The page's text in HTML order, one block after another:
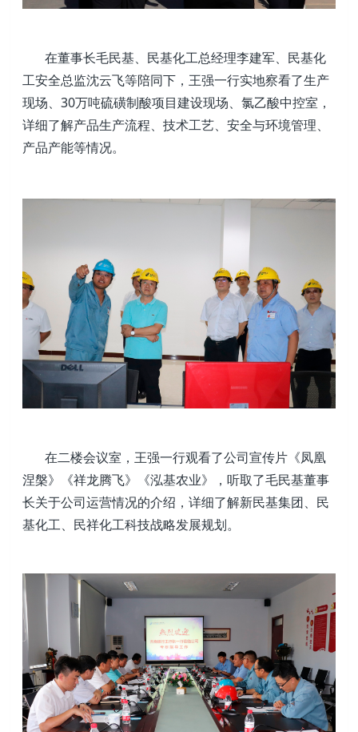
在董事长毛民基、民基化工总经理李建军、民基化
工安全总监沈云飞等陪同下，王强一行实地察看了生产
现场、30万吨硫磺制酸项目建设现场、氯乙酸中控室，
详细了解产品生产流程、技术工艺、安全与环境管理、
产品产能等情况。
在二楼会议室，王强一行观看了公司宣传片《凤凰
涅槃》《祥龙腾飞》《泓基农业》，听取了毛民基董事
长关于公司运营情况的介绍，详细了解新民基集团、民
基化工、民祥化工科技战略发展规划。